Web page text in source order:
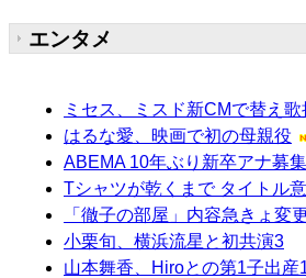
エンタメ
ミセス、ミスド新CMで替え歌
はるな愛、映画で初の母親役
ABEMA 10年ぶり新卒アナ募
Tシャツが乾くまで タイトル
「徹子の部屋」内容急きょ変
小栗旬、横浜流星と初共演3
山本舞香、Hiroとの第1子出産